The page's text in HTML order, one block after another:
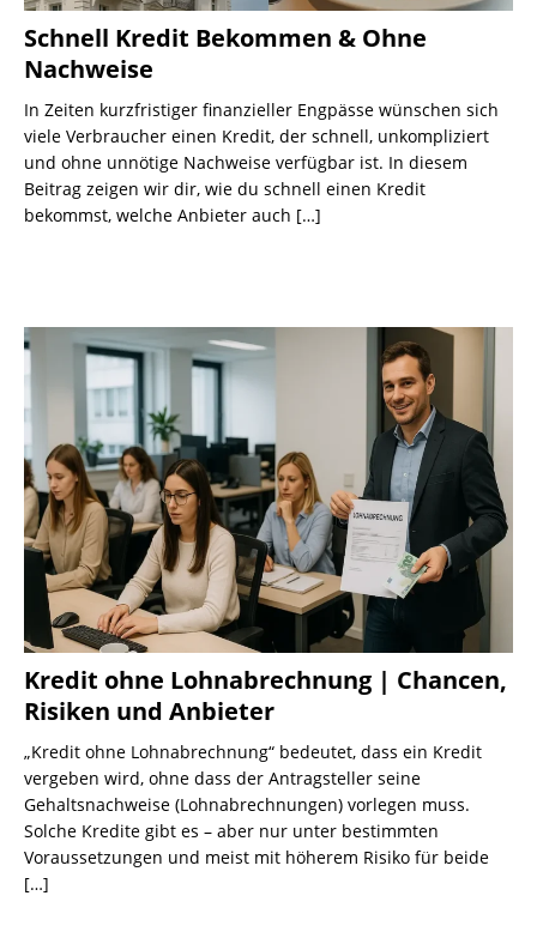
Schnell Kredit Bekommen & Ohne
Nachweise
In Zeiten kurzfristiger finanzieller Engpässe wünschen sich
viele Verbraucher einen Kredit, der schnell, unkompliziert
und ohne unnötige Nachweise verfügbar ist. In diesem
Beitrag zeigen wir dir, wie du schnell einen Kredit
bekommst, welche Anbieter auch […]
Kredit ohne Lohnabrechnung | Chancen,
Risiken und Anbieter
„Kredit ohne Lohnabrechnung“ bedeutet, dass ein Kredit
vergeben wird, ohne dass der Antragsteller seine
Gehaltsnachweise (Lohnabrechnungen) vorlegen muss.
Solche Kredite gibt es – aber nur unter bestimmten
Voraussetzungen und meist mit höherem Risiko für beide
[…]